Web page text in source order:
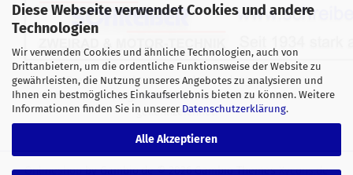
Diese Webseite verwendet Cookies und andere
Technologien
Wir verwenden Cookies und ähnliche Technologien, auch von
Drittanbietern, um die ordentliche Funktionsweise der Website zu
gewährleisten, die Nutzung unseres Angebotes zu analysieren und
Ihnen ein bestmögliches Einkaufserlebnis bieten zu können. Weitere
Informationen finden Sie in unserer Datenschutzerklärung.
Alle Akzeptieren
Alle Preise verstehen sich inklusive der gesetzlichen
Mehrwertsteuer, zzgl.Versandkostensoweit nicht anders
gekennzeichnet.
Onlineshopby Gambio.de © 2026 Gambio ThemesXycons.de